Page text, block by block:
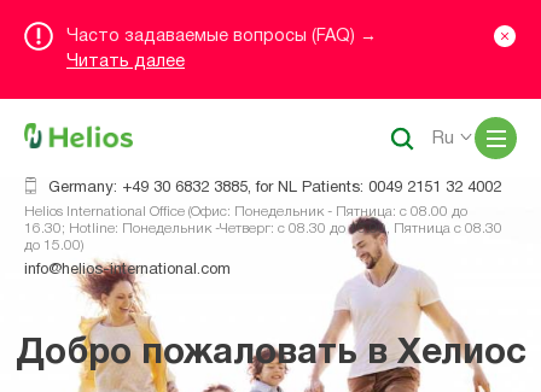
Часто задаваемые вопросы (FAQ) →
Читать далее
Germany: +49 30 6832 3885, for NL Patients: 0049 2151 32 4002
Helios International Office (Офис: Понедельник - Пятница: с 08.00 до
16.30; Hotline: Понедельник -Четверг: с 08.30 до 16.00, Пятница с 08.30
до 15.00)
info@helios-international.com
Ru
Добро пожаловать в Хелиос